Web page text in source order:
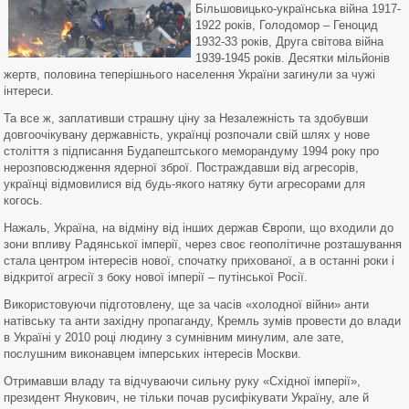
Більшовицько-українська війна 1917-
1922 років, Голодомор – Геноцид
1932-33 років, Друга світова війна
1939-1945 років. Десятки мільйонів
жертв, половина теперішнього населення України загинули за чужі
інтереси.
Та все ж, заплативши страшну ціну за Незалежність та здобувши
довгоочікувану державність, українці розпочали свій шлях у нове
століття з підписання Будапештського меморандуму 1994 року про
нерозповсюдження ядерної зброї. Постраждавши від агресорів,
українці відмовилися від будь-якого натяку бути агресорами для
когось.
Нажаль, Україна, на відміну від інших держав Європи, що входили до
зони впливу Радянської імперії, через своє геополітичне розташування
стала центром інтересів нової, спочатку прихованої, а в останні роки і
відкритої агресії з боку нової імперії – путінської Росії.
Використовуючи підготовлену, ще за часів «холодної війни» анти
натівську та анти західну пропаганду, Кремль зумів провести до влади
в Україні у 2010 році людину з сумнівним минулим, але зате,
послушним виконавцем імперських інтересів Москви.
Отримавши владу та відчуваючи сильну руку «Східної імперії»,
президент Янукович, не тільки почав русифікувати Україну, але й